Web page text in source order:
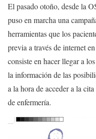
El pasado otoño, desde la
puso en marcha una
herramientas que los
previa a través de internet
consiste en hacer llegar a
la información de las
a la hora de acceder a la
de enfermería.